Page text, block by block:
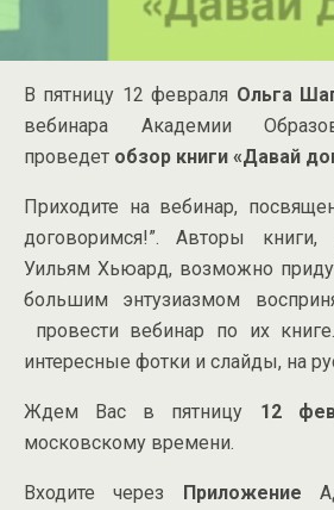
В пятницу 12 февраля Ольга
вебинара Академии
проведет обзор книги «Давай
Приходите на вебинар,
договоримся!”. Авторы
Уильям Хьюард, возможно
большим энтузиазмом
провести вебинар по их
интересные фотки и слайды, на
Ждем Вас в пятницу 12
московскому времени.
Входите через Приложение